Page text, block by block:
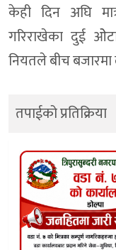
केही दिन अघि
गरिराखेका दुई
नियतले बीच
तपाईको प्रतिक्रिया